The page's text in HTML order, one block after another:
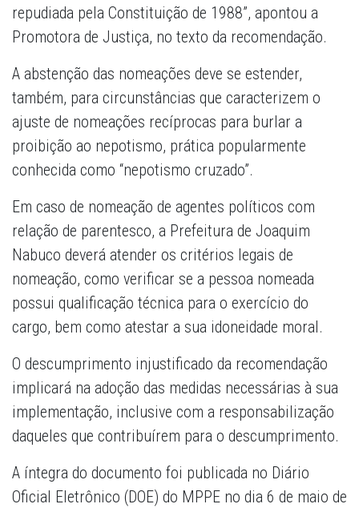
repudiada pela Constituição de 1988”, apontou a
Promotora de Justiça, no texto da recomendação.
A abstenção das nomeações deve se estender,
também, para circunstâncias que caracterizem o
ajuste de nomeações recíprocas para burlar a
proibição ao nepotismo, prática popularmente
conhecida como “nepotismo cruzado”.
Em caso de nomeação de agentes políticos com
relação de parentesco, a Prefeitura de Joaquim
Nabuco deverá atender os critérios legais de
nomeação, como verificar se a pessoa nomeada
possui qualificação técnica para o exercício do
cargo, bem como atestar a sua idoneidade moral.
O descumprimento injustificado da recomendação
implicará na adoção das medidas necessárias à sua
implementação, inclusive com a responsabilização
daqueles que contribuírem para o descumprimento.
A íntegra do documento foi publicada no Diário
Oficial Eletrônico (DOE) do MPPE no dia 6 de maio de